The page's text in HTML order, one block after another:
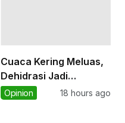
Cuaca Kering Meluas,
Dehidrasi Jadi
Ancaman di Tengah El
Opinion 18 hours ago